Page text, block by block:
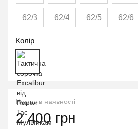
62/3 62/4 62/5 62/6
Колір
Немає в наявності
2 400 грн